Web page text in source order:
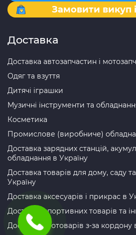
Замовити викуп
Доставка
Доставка автозапчастин і
Одяг та взуття
Дитячі іграшки
Музичні інструменти та
Косметика
Промислове (виробниче)
Доставка зарядних станцій,
обладнання в Україну
Доставка товарів для дому, саду
Україну
Доставка аксесуарів і прикрас в
Доставка спортивних товарів та
Доставка зоотоварів з-за кордону